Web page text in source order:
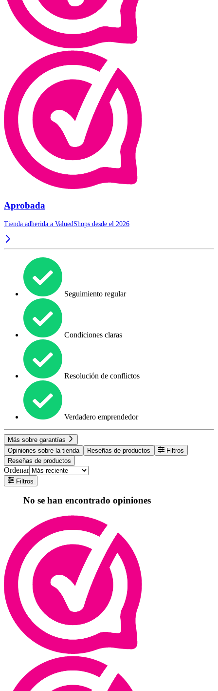
Aprobada
Tienda adherida a ValuedShops desde el 2026
Seguimiento regular
Condiciones claras
Resolución de conflictos
Verdadero emprendedor
Más sobre garantías
Opiniones sobre la tienda
Reseñas de productos
Filtros
Reseñas de productos
Ordenar
Filtros
No se han encontrado opiniones